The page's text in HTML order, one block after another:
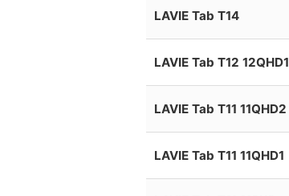
LAVIE Tab T14
LAVIE Tab T12 12QHD1
LAVIE Tab T11 11QHD2
LAVIE Tab T11 11QHD1